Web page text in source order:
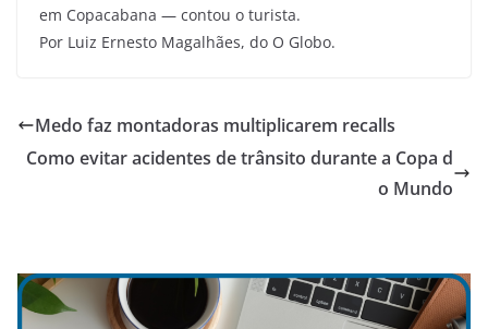
em Copacabana — contou o turista.
Por Luiz Ernesto Magalhães, do O Globo.
Medo faz montadoras multiplicarem recalls
Como evitar acidentes de trânsito durante a Copa d
o Mundo